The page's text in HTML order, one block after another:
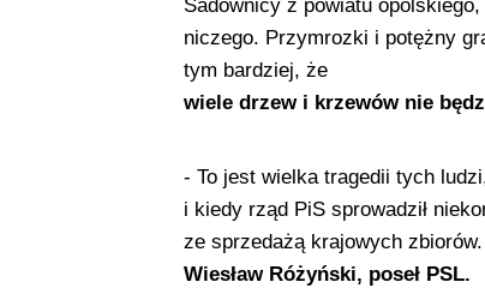
Sadownicy z powiatu
niczego. Przymrozki i potężny
tym bardziej, że
wiele drzew i krzewów nie
- To jest wielka tragedii tych
i kiedy rząd PiS sprowadził
ze sprzedażą krajowych
Wiesław Różyński, poseł PSL.